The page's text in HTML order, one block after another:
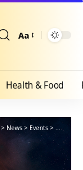
Aa
Health & Food
> News > Events > Eine